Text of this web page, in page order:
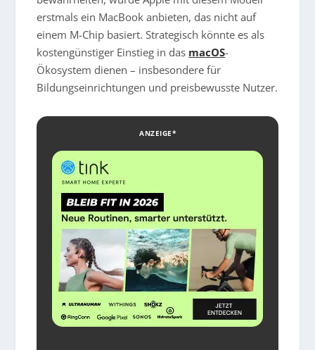
erstmals ein MacBook anbieten, das nicht auf
einem M-Chip basiert. Strategisch könnte es als
kostengünstiger Einstieg in das macOS-
Ökosystem dienen – insbesondere für
Bildungseinrichtungen und preisbewusste Nutzer.
ANZEIGE*